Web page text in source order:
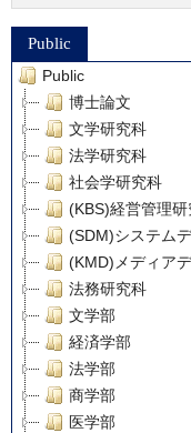
Public
Public
博士論文
文学研究科
法学研究科
社会学研究科
(KBS)経営管理研
(SDM)システム
(KMD)メディア
法務研究科
文学部
経済学部
法学部
商学部
医学部